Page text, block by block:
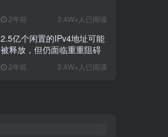
2年前 3.4W+人已阅读
2.5亿个闲置的IPv4地址可能
被释放，但仍面临重重阻碍
2年前 3.4W+人已阅读